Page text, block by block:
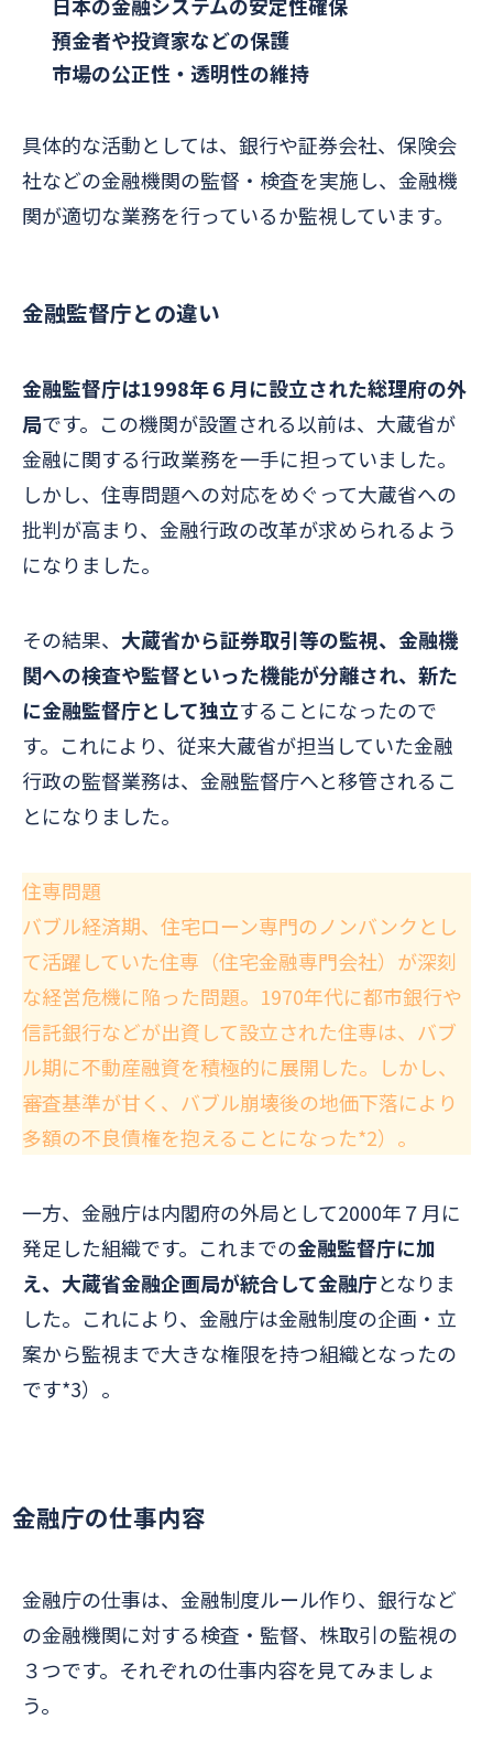
預金者や投資家などの保護
市場の公正性・透明性の維持
具体的な活動としては、銀行や証券会社、保険会
社などの金融機関の監督・検査を実施し、金融機
関が適切な業務を行っているか監視しています。
金融監督庁との違い
金融監督庁は1998年６月に設立された総理府の外
局です。この機関が設置される以前は、大蔵省が
金融に関する行政業務を一手に担っていました。
しかし、住専問題への対応をめぐって大蔵省への
批判が高まり、金融行政の改革が求められるよう
になりました。
その結果、 大蔵省から証券取引等の監視、金融機
関への検査や監督といった機能が分離され、新た
に金融監督庁として独立することになったので
す。これにより、従来大蔵省が担当していた金融
行政の監督業務は、金融監督庁へと移管されるこ
とになりました。
住専問題
バブル経済期、住宅ローン専門のノンバンクとし
て活躍していた住専（住宅金融専門会社）が深刻
な経営危機に陥った問題。1970年代に都市銀行や
信託銀行などが出資して設立された住専は、バブ
ル期に不動産融資を積極的に展開した。しかし、
審査基準が甘く、バブル崩壊後の地価下落により
多額の不良債権を抱えることになった*2）。
一方、金融庁は内閣府の外局として2000年７月に
発足した組織です。これまでの金融監督庁に加
え、大蔵省金融企画局が統合して金融庁となりま
した。これにより、 金融庁は金融制度の企画・立
案から監視まで大きな権限を持つ組織となったの
です*3）。
金融庁の仕事内容
金融庁の仕事は、金融制度ルール作り、銀行など
の金融機関に対する検査・監督、株取引の監視の
３つです。それぞれの仕事内容を見てみましょ
う。